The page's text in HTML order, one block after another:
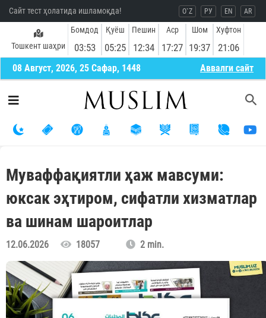
Сайт тест ҳолатида ишламоқда! O`Z РУ EN AR
Тошкент шаҳри
Бомдод
03:53
Қуёш
05:25
Пешин
12:34
Аср
17:27
Шом
19:37
Хуфтон
21:06
08 Август, 2026, 25 Сафар, 1448 Aввалги сайт
Муваффақиятли ҳаж мавсуми:
юксак эҳтиром, сифатли хизматлар
ва шинам шароитлар
12.06.2026 18057 2 min.